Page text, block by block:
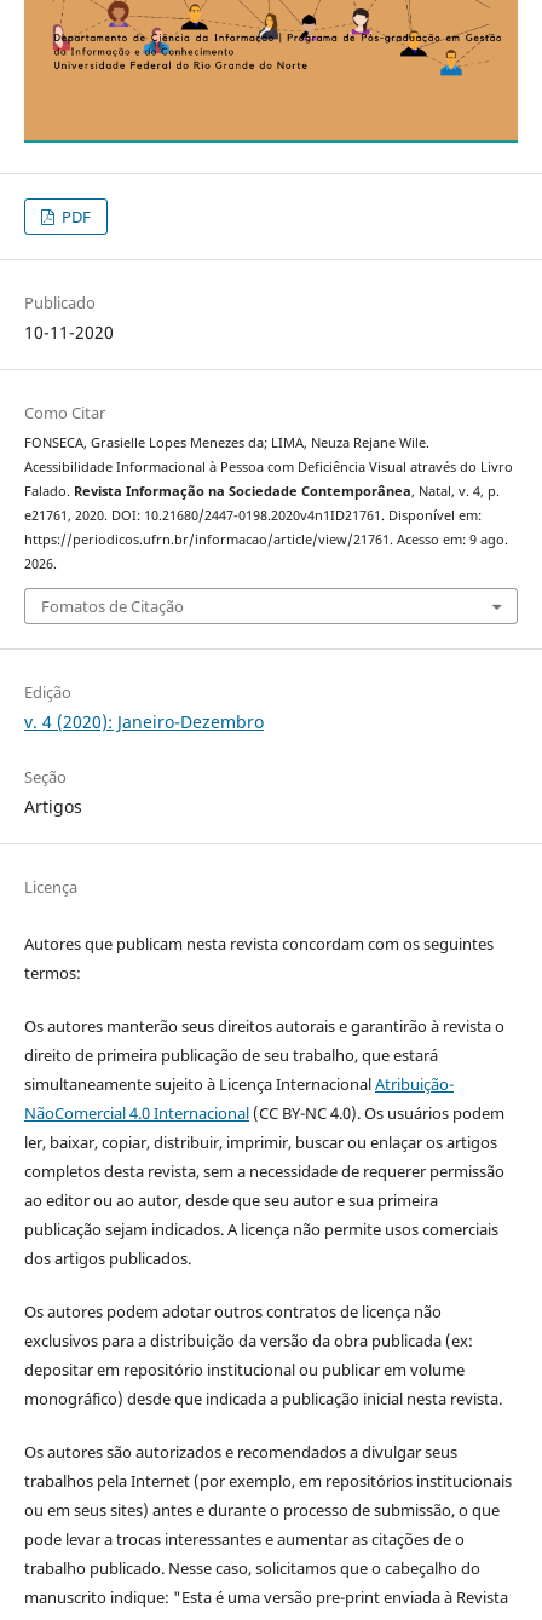
PDF
Publicado
10-11-2020
Como Citar
FONSECA, Grasielle Lopes Menezes da; LIMA, Neuza Rejane Wile.
Acessibilidade Informacional à Pessoa com Deficiência Visual através do Livro
Falado. Revista Informação na Sociedade Contemporânea, Natal, v. 4, p.
e21761, 2020. DOI: 10.21680/2447-0198.2020v4n1ID21761. Disponível em:
https://periodicos.ufrn.br/informacao/article/view/21761. Acesso em: 9 ago.
2026.
Fomatos de Citação
Edição
v. 4 (2020): Janeiro-Dezembro
Seção
Artigos
Licença
Autores que publicam nesta revista concordam com os seguintes
termos:
Os autores manterão seus direitos autorais e garantirão à revista o
direito de primeira publicação de seu trabalho, que estará
simultaneamente sujeito à Licença InternacionalAtribuição-
NãoComercial 4.0 Internacional(CC BY-NC 4.0). Os usuários podem
ler, baixar, copiar, distribuir, imprimir, buscar ou enlaçar os artigos
completos desta revista, sem a necessidade de requerer permissão
ao editor ou ao autor, desde que seu autor e sua primeira
publicação sejam indicados. A licença não permite usos comerciais
dos artigos publicados.
Os autores podem adotar outros contratos de licença não
exclusivos para a distribuição da versão da obra publicada (ex:
depositar em repositório institucional ou publicar em volume
monográfico) desde que indicada a publicação inicial nesta revista.
Os autores são autorizados e recomendados a divulgar seus
trabalhos pela Internet (por exemplo, em repositórios institucionais
ou em seus sites) antes e durante o processo de submissão, o que
pode levar a trocas interessantes e aumentar as citações de o
trabalho publicado. Nesse caso, solicitamos que o cabeçalho do
manuscrito indique: "Esta é uma versão pre-print enviada à Revista